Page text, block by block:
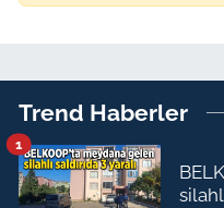
Trend Haberler
1